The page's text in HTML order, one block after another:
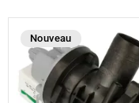
Nouveau